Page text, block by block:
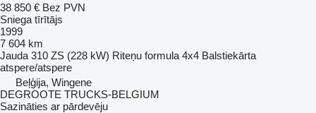
38 850 € Bez PVN
Sniega tīrītājs
1999
7 604 km
Jauda 310 ZS (228 kW) Riteņu formula 4x4 Balstiekārta
atspere/atspere
Beļģija, Wingene
DEGROOTE TRUCKS-BELGIUM
Sazināties ar pārdevēju